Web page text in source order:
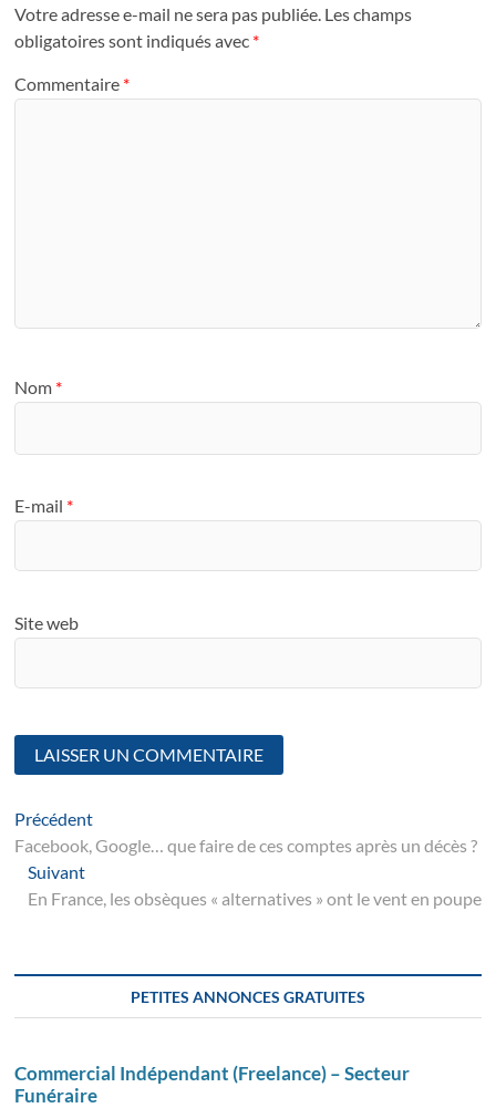
Votre adresse e-mail ne sera pas publiée. Les champs
obligatoires sont indiqués avec *
Commentaire *
Nom *
E-mail *
Site web
Navigation
de
l’article
PrécédentArticle
suivant
Facebook, Google… que faire de ces comptes après un décès ?
SuivantSuivant
post:
En France, les obsèques « alternatives » ont le vent en poupe
PETITES ANNONCES GRATUITES
Commercial Indépendant (Freelance) – Secteur
Funéraire